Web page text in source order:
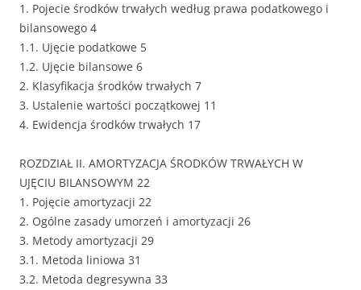
1. Pojecie środków trwałych według prawa podatkowego i
bilansowego 4
1.1. Ujęcie podatkowe 5
1.2. Ujęcie bilansowe 6
2. Klasyfikacja środków trwałych 7
3. Ustalenie wartości początkowej 11
4. Ewidencja środków trwałych 17
ROZDZIAŁ II. AMORTYZACJA ŚRODKÓW TRWAŁYCH W
UJĘCIU BILANSOWYM 22
1. Pojęcie amortyzacji 22
2. Ogólne zasady umorzeń i amortyzacji 26
3. Metody amortyzacji 29
3.1. Metoda liniowa 31
3.2. Metoda degresywna 33